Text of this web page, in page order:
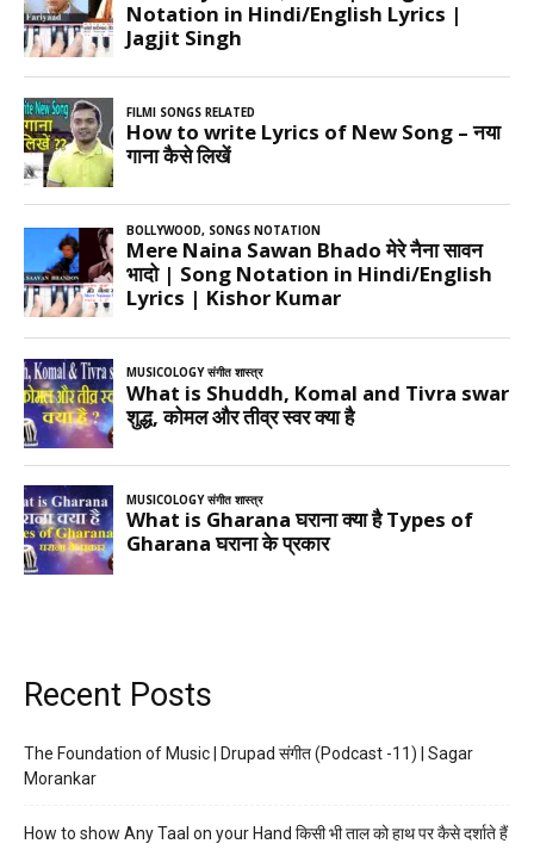
Recent Posts
The Foundation of Music | Drupad संगीत (Podcast -11) | Sagar
Morankar
How to show Any Taal on your Hand किसी भी ताल को हाथ पर कैसे दर्शाते हैं